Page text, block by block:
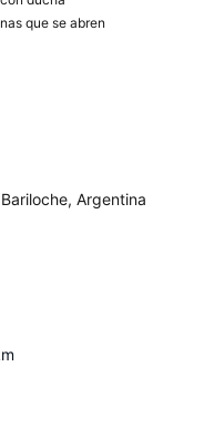
que se abren
Argentina